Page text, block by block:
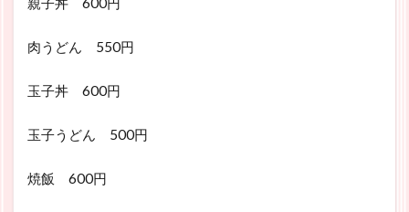
肉うどん 550円
玉子丼 600円
玉子うどん 500円
焼飯 600円